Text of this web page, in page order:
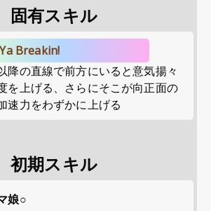
固有スキル
Breakin!
降の直線で前方にいると意気揚々
を上げる、さらにそこが向正面の
速力をわずかに上げる
初期スキル
娘○